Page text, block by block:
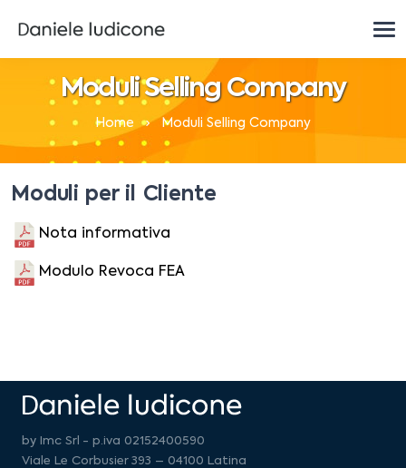
Moduli Selling Company
Home Moduli Selling Company
Moduli per il Cliente
Nota informativa
Modulo Revoca FEA
by Imc Srl - p.iva 02152400590
Viale Le Corbusier 393 – 04100 Latina